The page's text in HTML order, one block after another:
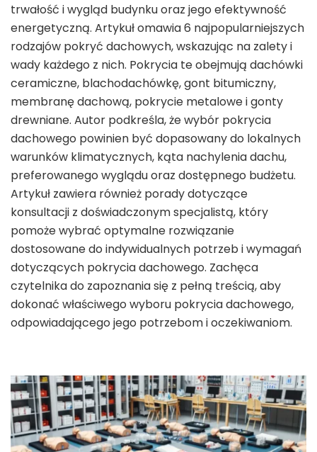
trwałość i wygląd budynku oraz jego efektywność
energetyczną. Artykuł omawia 6 najpopularniejszych
rodzajów pokryć dachowych, wskazując na zalety i
wady każdego z nich. Pokrycia te obejmują dachówki
ceramiczne, blachodachówkę, gont bitumiczny,
membranę dachową, pokrycie metalowe i gonty
drewniane. Autor podkreśla, że wybór pokrycia
dachowego powinien być dopasowany do lokalnych
warunków klimatycznych, kąta nachylenia dachu,
preferowanego wyglądu oraz dostępnego budżetu.
Artykuł zawiera również porady dotyczące
konsultacji z doświadczonym specjalistą, który
pomoże wybrać optymalne rozwiązanie
dostosowane do indywidualnych potrzeb i wymagań
dotyczących pokrycia dachowego. Zachęca
czytelnika do zapoznania się z pełną treścią, aby
dokonać właściwego wyboru pokrycia dachowego,
odpowiadającego jego potrzebom i oczekiwaniom.